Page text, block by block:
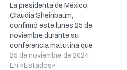
La presidenta de México,
Claudia Sheinbaum,
confirmó este lunes 25 de
noviembre durante su
conferencia matutina que
asistirá a la toma de
protesta de Rocío Nahle
25 de noviembre de 2024
En «Estados»